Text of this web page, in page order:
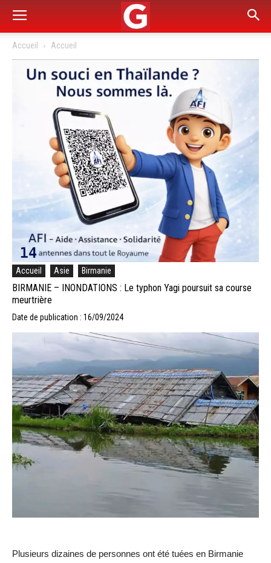
Accueil Accueil
Accueil Asie Birmanie
BIRMANIE – INONDATIONS : Le typhon Yagi poursuit sa course
meurtrière
Date de publication : 16/09/2024
Plusieurs dizaines de personnes ont été tuées en Birmanie